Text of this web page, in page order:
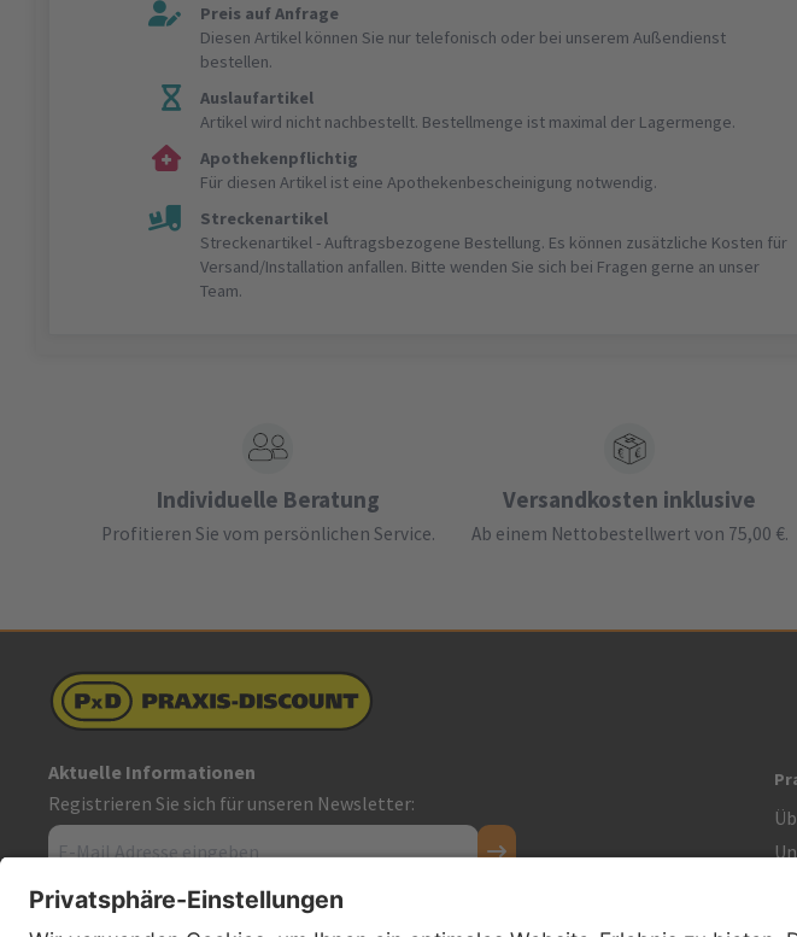
Preis auf Anfrage
Diesen Artikel können Sie nur telefonisch oder bei unserem Außendienst
bestellen.
Auslaufartikel
Artikel wird nicht nachbestellt. Bestellmenge ist maximal der Lagermenge.
Apothekenpflichtig
Für diesen Artikel ist eine Apothekenbescheinigung notwendig.
Streckenartikel
Streckenartikel - Auftragsbezogene Bestellung. Es können zusätzliche Kosten für
Versand/Installation anfallen. Bitte wenden Sie sich bei Fragen gerne an unser
Team.
Individuelle Beratung
Profitieren Sie vom persönlichen Service.
Versandkosten inklusive
Ab einem Nettobestellwert von 75,00 €.
Aktuelle Informationen
Registrieren Sie sich für unseren Newsletter:
Kontakt